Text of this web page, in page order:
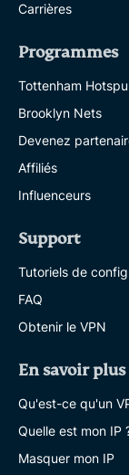
Carrières
Programmes
Tottenham
Brooklyn Nets
Devenez
Affiliés
Influenceurs
Support
Tutoriels de
FAQ
Obtenir le VPN
En savoir plus
Qu'est-ce qu'un
Quelle est mon IP
Masquer mon IP